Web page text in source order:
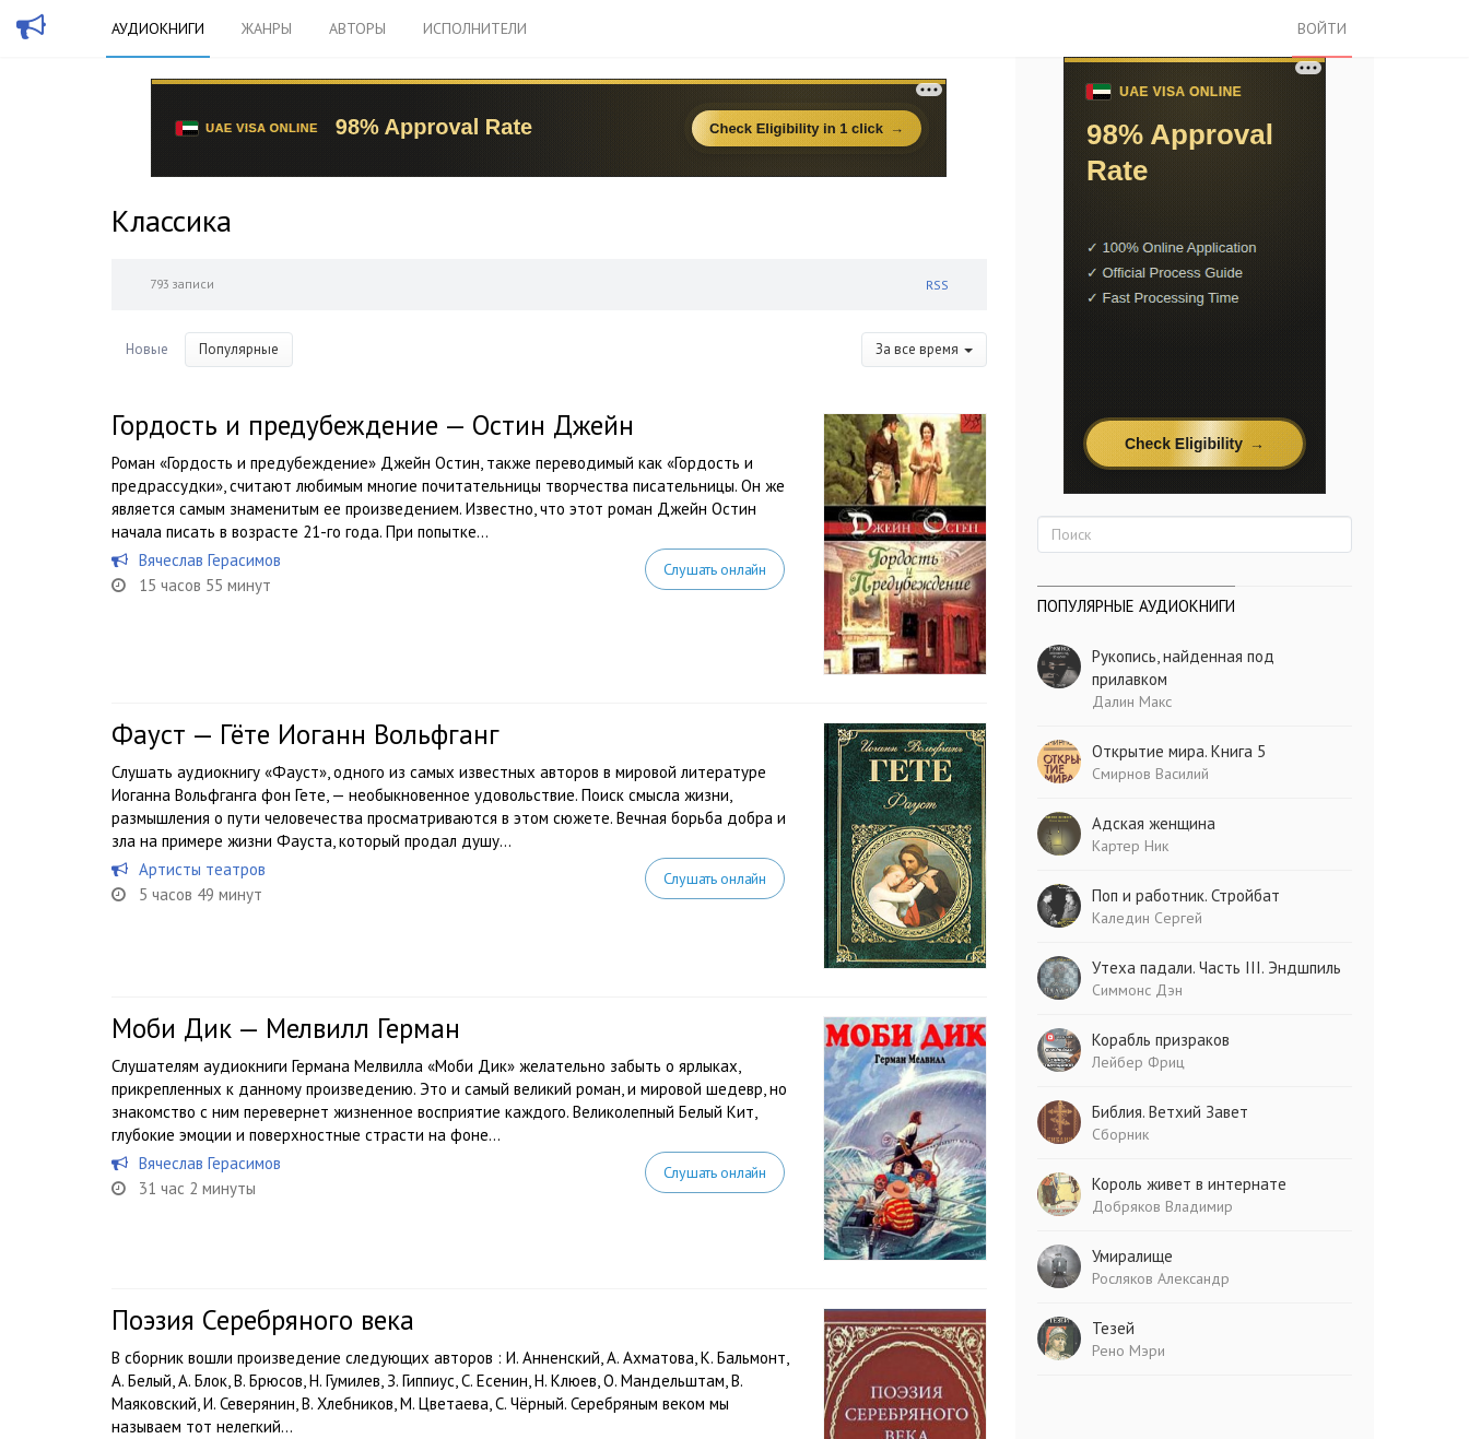
АУДИОКНИГИ ЖАНРЫ АВТОРЫ ИСПОЛНИТЕЛИ ВОЙТИ
Классика
793 записи RSS
Новые Популярные За все время
Гордость и предубеждение — Остин Джейн
Роман «Гордость и предубеждение» Джейн Остин, также переводимый как «Гордость и
предрассудки», считают любимым многие почитательницы творчества писательницы. Он же
является самым знаменитым ее произведением. Известно, что этот роман Джейн Остин
начала писать в возрасте 21-го года. При попытке...
Вячеслав Герасимов
15 часов 55 минут
Слушать онлайн
Фауст — Гёте Иоганн Вольфганг
Слушать аудиокнигу «Фауст», одного из самых известных авторов в мировой литературе
Иоганна Вольфганга фон Гете, — необыкновенное удовольствие. Поиск смысла жизни,
размышления о пути человечества просматриваются в этом сюжете. Вечная борьба добра и
зла на примере жизни Фауста, который продал душу...
Артисты театров
5 часов 49 минут
Слушать онлайн
Моби Дик — Мелвилл Герман
Слушателям аудиокниги Германа Мелвилла «Моби Дик» желательно забыть о ярлыках,
прикрепленных к данному произведению. Это и самый великий роман, и мировой шедевр, но
знакомство с ним перевернет жизненное восприятие каждого. Великолепный Белый Кит,
глубокие эмоции и поверхностные страсти на фоне...
Вячеслав Герасимов
31 час 2 минуты
Слушать онлайн
Поэзия Серебряного века
В сборник вошли произведение следующих авторов : И. Анненский, А. Ахматова, К. Бальмонт,
А. Белый, А. Блок, В. Брюсов, Н. Гумилев, З. Гиппиус, С. Есенин, Н. Клюев, О. Мандельштам, В.
Маяковский, И. Северянин, В. Хлебников, М. Цветаева, С. Чёрный. Серебряным веком мы
называем тот нелегкий...
ПОПУЛЯРНЫЕ АУДИОКНИГИ
Рукопись, найденная под
прилавком
Далин Макс
Открытие мира. Книга 5
Смирнов Василий
Адская женщина
Картер Ник
Поп и работник. Стройбат
Каледин Сергей
Утеха падали. Часть III. Эндшпиль
Симмонс Дэн
Корабль призраков
Лейбер Фриц
Библия. Ветхий Завет
Сборник
Король живет в интернате
Добряков Владимир
Умиралище
Росляков Александр
Тезей
Рено Мэри